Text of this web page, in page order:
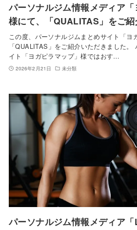
パーソナルジム情報メディア「
様にて、「QUALITAS」をご
この度、パーソナルジムまとめサイト「ヨ
「QUALITAS」をご紹介いただきました
イト「ヨガピラマップ」様ではおす…
2026年2月21日 未分類
パーソナルジム情報メディア